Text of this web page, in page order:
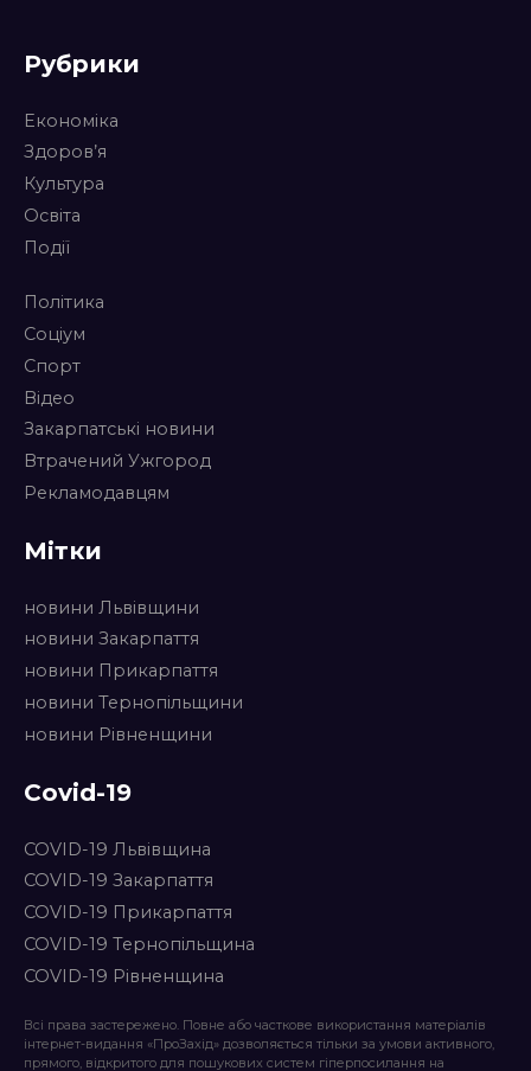
Рубрики
Економіка
Здоров’я
Культура
Освіта
Події
Політика
Соціум
Спорт
Відео
Закарпатські новини
Втрачений Ужгород
Рекламодавцям
Мітки
новини Львівщини
новини Закарпаття
новини Прикарпаття
новини Тернопільщини
новини Рівненщини
Covid-19
COVID-19 Львівщина
COVID-19 Закарпаття
COVID-19 Прикарпаття
COVID-19 Тернопільщина
COVID-19 Рівненщина
Всі права застережено. Повне або часткове використання матеріалів
інтернет-видання «ПроЗахід» дозволяється тільки за умови активного,
прямого, відкритого для пошукових систем гіперпосилання на